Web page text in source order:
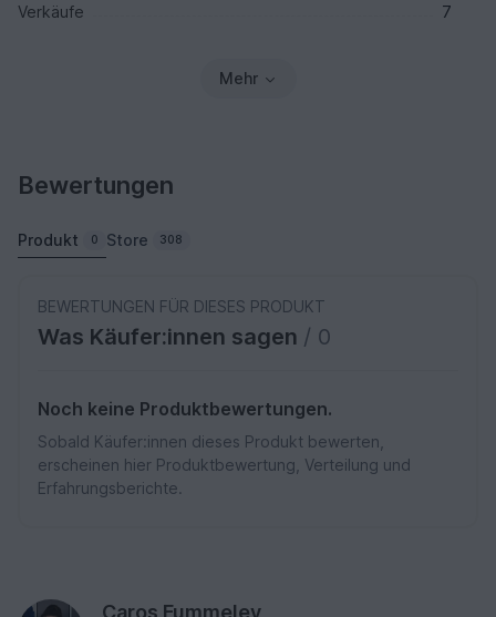
Verkäufe
7
Mehr
Bewertungen
Produkt 0 Store 308
BEWERTUNGEN FÜR DIESES PRODUKT
Was Käufer:innen sagen / 0
Noch keine Produktbewertungen.
Sobald Käufer:innen dieses Produkt bewerten,
erscheinen hier Produktbewertung, Verteilung und
Erfahrungsberichte.
Caros Fummeley